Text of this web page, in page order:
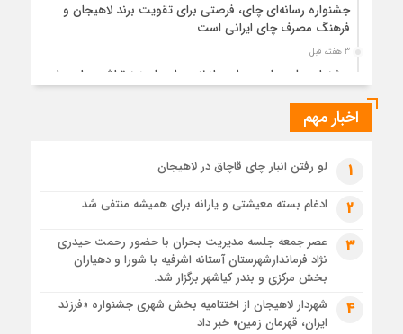
جشنواره رسانه‌ای چای، فرصتی برای تقویت برند لاهیجان و
فرهنگ مصرف چای ایرانی است
3 هفته قبل
جشنواره ملی چای، حمایت از لاهیجان یا هزینه‌تراشی برای چای
1 ماه قبل
1 ماه قبل
رئوف
تصاویر هوایی مراسم تشییع پیکر مطهر آقای شهید ایران – مشهد
مراسم تشییع پیکر مطهر آقای شهید ایران – مشهد
اخبار مهم
1 لو رفتن انبار چای قاچاق در لاهیجان
2 ادغام بسته معیشتی و یارانه برای همیشه منتفی شد
3
عصر جمعه جلسه مدیریت بحران با حضور رحمت حیدری
نژاد فرماندارشهرستان آستانه اشرفیه با شورا و دهیاران
بخش مرکزی و بندر کیاشهر برگزار شد.
4
شهردار لاهیجان از اختتامیه بخش شهری جشنواره «فرزند
ایران، قهرمان زمین» خبر داد